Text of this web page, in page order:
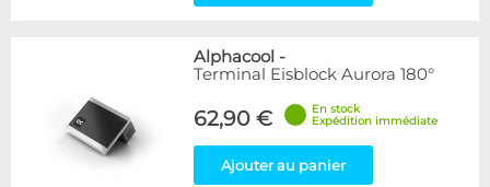
Alphacool -
Terminal Eisblock Aurora 180°
62,90 €
En stock
Expédition immédiate
Ajouter au panier